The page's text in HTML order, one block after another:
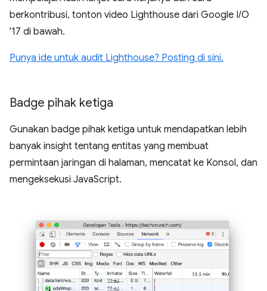
berkontribusi, tonton video Lighthouse dari Google I/O
'17 di bawah.
Punya ide untuk audit Lighthouse? Posting di sini.
Badge pihak ketiga
Gunakan badge pihak ketiga untuk mendapatkan lebih
banyak insight tentang entitas yang membuat
permintaan jaringan di halaman, mencatat ke Konsol, dan
mengeksekusi JavaScript.